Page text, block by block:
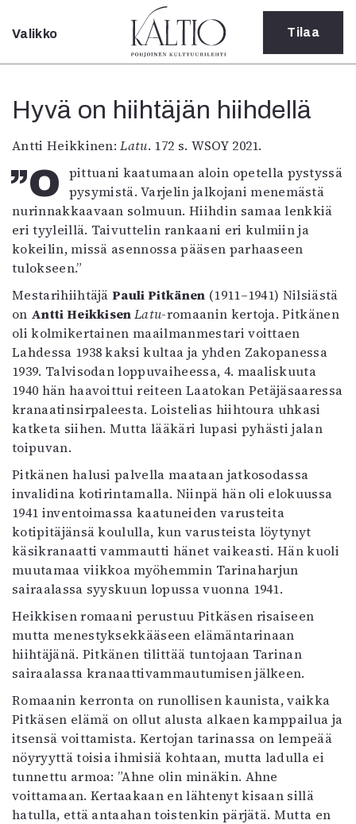
Sulje
Verkkoartikkeli
Tanssi
Tanssi
Sarjakuva
Sámegillii
Pääkirjoitus
Paperilehdestä
Näyttelyt
Musiikki
Levyt
Kuvataide
Kirjat
In English
Esitystaide
Arkisto
4/2026
2–3/2026
1/2026
6/2025
5/2025 saame
5/2025
Lehtiarkisto
Info
Tilaus ja irtonumerot
Toimitus
Mediatiedot
Kaltio ry
Valikko Tilaa
Hyvä on hiihtäjän hiihdellä
Antti Heikkinen:Latu. 172 s. WSOY 2021.
”Opittuani kaatumaan aloin opetella pystyssä pysymistä. Varjelin jalkojani menemästä
nurinnakkaavaan solmuun. Hiihdin samaa lenkkiä
eri tyyleillä. Taivuttelin rankaani eri kulmiin ja
kokeilin, missä asennossa pääsen parhaaseen
tulokseen.”
MestarihiihtäjäPauli Pitkänen (1911–1941) Nilsiästä
on Antti HeikkisenLatu-romaanin kertoja. Pitkänen
oli kolmikertainen maailmanmestari voittaen
Lahdessa 1938 kaksi kultaa ja yhden Zakopanessa
1939. Talvisodan loppuvaiheessa, 4. maaliskuuta
1940 hän haavoittui reiteen Laatokan Petäjäsaaressa
kranaatinsirpaleesta. Loistelias hiihtoura uhkasi
katketa siihen. Mutta lääkäri lupasi pyhästi jalan
toipuvan.
Pitkänen halusi palvella maataan jatkosodassa
invalidina kotirintamalla. Niinpä hän oli elokuussa
1941 inventoimassa kaatuneiden varusteita
kotipitäjänsä koululla, kun varusteista löytynyt
käsikranaatti vammautti hänet vaikeasti. Hän kuoli
muutamaa viikkoa myöhemmin Tarinaharjun
sairaalassa syyskuun lopussa vuonna 1941.
Heikkisen romaani perustuu Pitkäsen risaiseen
mutta menestyksekkääseen elämäntarinaan
hiihtäjänä. Pitkänen tilittää tuntojaan Tarinan
sairaalassa kranaattivammautumisen jälkeen.
Romaanin kerronta on runollisen kaunista, vaikka
Pitkäsen elämä on ollut alusta alkaen kamppailua ja
itsensä voittamista. Kertojan tarinassa on lempeää
nöyryyttä toisia ihmisiä kohtaan, mutta ladulla ei
tunnettu armoa: ”Ahne olin minäkin. Ahne
voittamaan. Kertaakaan en lähtenyt kisaan sillä
hatulla, että antaahan toistenkin pärjätä. Mutta en